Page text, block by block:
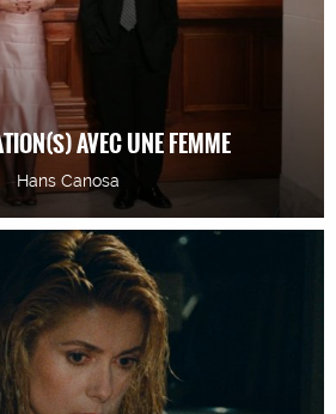
AVEC UNE FEMME
Hans Canosa